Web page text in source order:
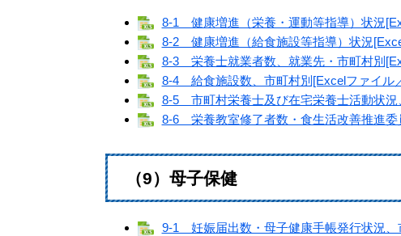
8-1 健康増進（栄養・運動等指導）状況
8-2 健康増進（給食施設等指導）状況
8-3 栄養士就業者数、就業先・市町村別
8-4 給食施設数、市町村別[Excelファイル
8-5 市町村栄養士及び在宅栄養士活動状況
8-6 栄養教室修了者数・食生活改善推進委
（9）母子保健
9-1 妊娠届出数・母子健康手帳発行状況、